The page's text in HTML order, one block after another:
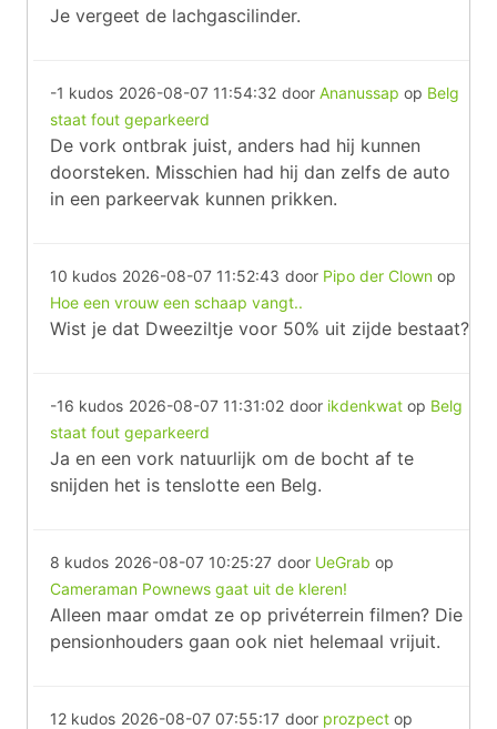
Je vergeet de lachgascilinder.
-1 kudos 2026-08-07 11:54:32 door Ananussap op Belg
staat fout geparkeerd
De vork ontbrak juist, anders had hij kunnen
doorsteken. Misschien had hij dan zelfs de auto
in een parkeervak kunnen prikken.
10 kudos 2026-08-07 11:52:43 door Pipo der Clown op
Hoe een vrouw een schaap vangt..
Wist je dat Dweeziltje voor 50% uit zijde bestaat?
-16 kudos 2026-08-07 11:31:02 door ikdenkwat op Belg
staat fout geparkeerd
Ja en een vork natuurlijk om de bocht af te
snijden het is tenslotte een Belg.
8 kudos 2026-08-07 10:25:27 door UeGrab op
Cameraman Pownews gaat uit de kleren!
Alleen maar omdat ze op privéterrein filmen? Die
pensionhouders gaan ook niet helemaal vrijuit.
12 kudos 2026-08-07 07:55:17 door prozpect op